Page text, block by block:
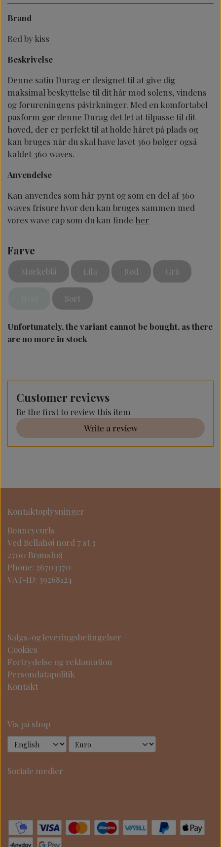
Brand
Red by kiss
Beskrivelse
Denne satin Durag er designet til at give dig
maksimal beskyttelse til dit hår mod solens, vindens
og forureningens påvirkninger. Med en komfortabel
pasform gør denne Durag det let at tilpasse til dit
hoved, der er perfekt til at holde håret på plads og
kan bruges når du skal have lavet 360 bølger også
kaldet 360 waves.
Anvendelse
Kan anvendes som hår pynt og som en del af 360
waves frisure hvor den kan bruges sammen med
vores wave cap som du kan finde her
Farve
Mørkeblå Lila Rød Grå
Sort
Unfortunately, the variant cannot be bought, as there
are no more in stock
Customer reviews
Be the first to review this item
Write a review
Kontaktoplysninger
Bouncycurls
Ved Bellahøj nord 7 st 3
2700 Brønshøj
Phone: 26703370
VAT-ID: 39268124
Salgs-og leveringsbetingelser
Cookies
Fortrydelse og reklamation
Persondatapolitik
Kontakt
Vis på shop
Sociale medier